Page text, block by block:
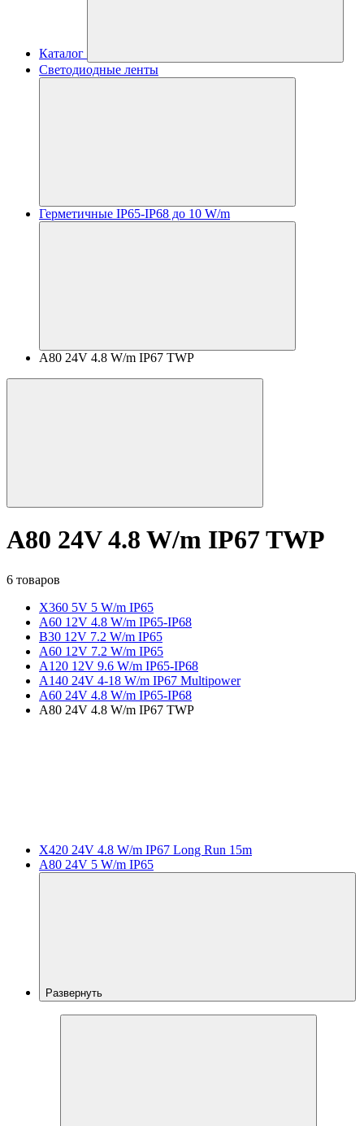
Каталог
Светодиодные ленты
Герметичные IP65-IP68 до 10 W/m
A80 24V 4.8 W/m IP67 TWP
A80 24V 4.8 W/m IP67 TWP
6 товаров
X360 5V 5 W/m IP65
A60 12V 4.8 W/m IP65-IP68
B30 12V 7.2 W/m IP65
A60 12V 7.2 W/m IP65
A120 12V 9.6 W/m IP65-IP68
A140 24V 4-18 W/m IP67 Multipower
A60 24V 4.8 W/m IP65-IP68
A80 24V 4.8 W/m IP67 TWP
X420 24V 4.8 W/m IP67 Long Run 15m
A80 24V 5 W/m IP65
Развернуть